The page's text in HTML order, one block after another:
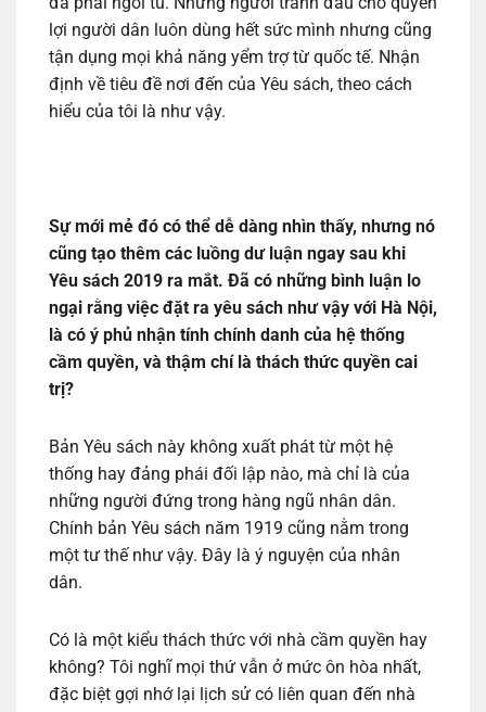
lợi người dân luôn dùng hết sức mình nhưng cũng
tận dụng mọi khả năng yểm trợ từ quốc tế. Nhận
định về tiêu đề nơi đến của Yêu sách, theo cách
hiểu của tôi là như vậy.
Sự mới mẻ đó có thể dễ dàng nhìn thấy, nhưng nó
cũng tạo thêm các luồng dư luận ngay sau khi
Yêu sách 2019 ra mắt. Đã có những bình luận lo
ngại rằng việc đặt ra yêu sách như vậy với Hà Nội,
là có ý phủ nhận tính chính danh của hệ thống
cầm quyền, và thậm chí là thách thức quyền cai
trị?
Bản Yêu sách này không xuất phát từ một hệ
thống hay đảng phái đối lập nào, mà chỉ là của
những người đứng trong hàng ngũ nhân dân.
Chính bản Yêu sách năm 1919 cũng nằm trong
một tư thế như vậy. Đây là ý nguyện của nhân
dân.
Có là một kiểu thách thức với nhà cầm quyền hay
không? Tôi nghĩ mọi thứ vẫn ở mức ôn hòa nhất,
đặc biệt gợi nhớ lại lịch sử có liên quan đến nhà